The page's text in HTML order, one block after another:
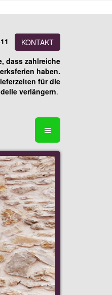
KONTAKT
dass zahlreiche
haben.
für die
verlängern.